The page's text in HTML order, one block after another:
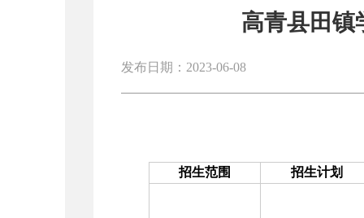
高青县田镇
发布日期：2023-06-08
招生范围 招生计划